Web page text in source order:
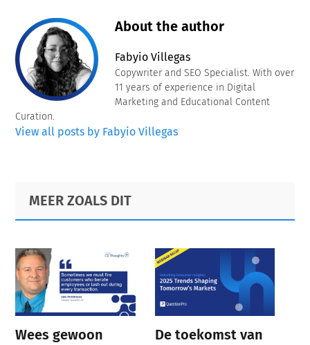
About the author
Fabyio Villegas
Copywriter and SEO Specialist. With over
11 years of experience in Digital
Marketing and Educational Content
Curation.
View all posts by Fabyio Villegas
Primary
Sidebar
Footer
MEER ZOALS DIT
Wees gewoon
De toekomst van